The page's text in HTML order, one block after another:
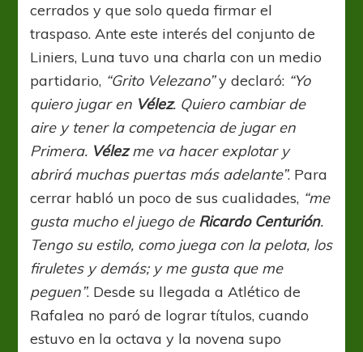
cerrados y que solo queda firmar el
traspaso. Ante este interés del conjunto de
Liniers, Luna tuvo una charla con un medio
partidario, “Grito Velezano”y declaró: “Yo
quiero jugar en Vélez. Quiero cambiar de
aire y tener la competencia de jugar en
Primera. Vélezme va hacer explotar y
abrirá muchas puertas más adelante”. Para
cerrar habló un poco de sus cualidades, “me
gusta mucho el juego de Ricardo Centurión.
Tengo su estilo, como juega con la pelota, los
firuletes y demás; y me gusta que me
peguen”. Desde su llegada a Atlético de
Rafalea no paró de lograr títulos, cuando
estuvo en la octava y la novena supo